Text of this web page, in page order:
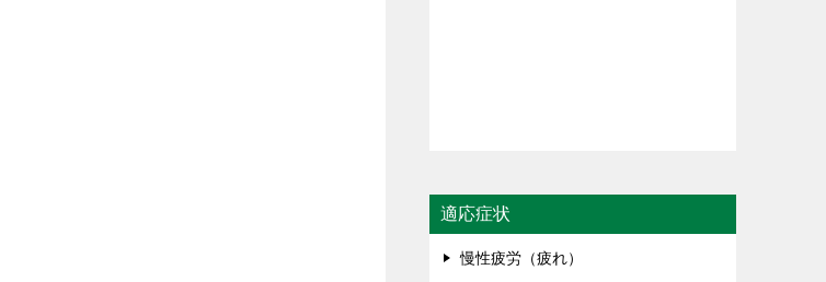
適応症状
慢性疲労（疲れ）